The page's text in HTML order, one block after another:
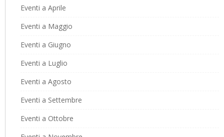
Eventi a Aprile
Eventi a Maggio
Eventi a Giugno
Eventi a Luglio
Eventi a Agosto
Eventi a Settembre
Eventi a Ottobre